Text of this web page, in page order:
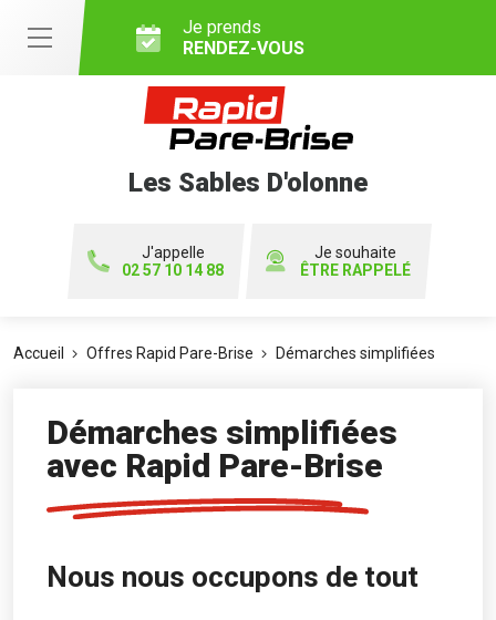
Je prends
RENDEZ-VOUS
Les Sables D'olonne
J'appelle
02 57 10 14 88
Je souhaite
ÊTRE RAPPELÉ
Accueil Offres Rapid Pare-Brise Démarches simplifiées
Démarches simplifiées
avec Rapid Pare-Brise
Nous nous occupons de tout